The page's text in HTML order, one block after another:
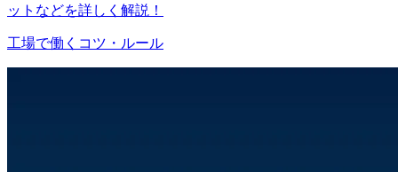
ットなどを詳しく解説！
工場で働くコツ・ルール